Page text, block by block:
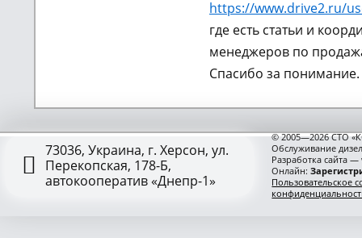
https://www.drive2.ru/
где есть статьи и
менеджеров по
Спасибо за понимание.
73036, Украина, г. Херсон, ул.
Перекопская, 178-Б,
автокооператив «Днепр-1»
© 2005—2026 СТО
Обслуживание
Разработка сайта
Онлайн:
Пользовательское